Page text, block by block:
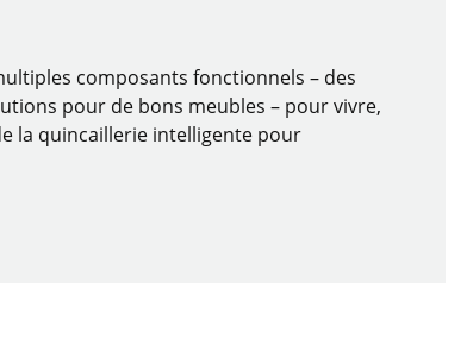
composants fonctionnels – des
pour de bons meubles – pour vivre,
la quincaillerie intelligente pour